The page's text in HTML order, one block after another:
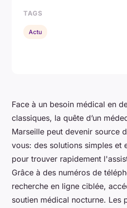
Face à un besoin médical en
classiques, la quête d’un
Marseille peut devenir source
vous: des solutions simples et
pour trouver rapidement
Grâce à des numéros de
recherche en ligne ciblée,
soutien médical nocturne. Les
TAGS
Actu